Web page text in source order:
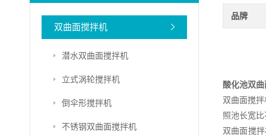
双曲面搅拌机
潜水双曲面搅拌机
立式涡轮搅拌机
倒伞形搅拌机
不锈钢双曲面搅拌机
品牌
酸化池双
双曲面搅
照池长宽
双曲面搅